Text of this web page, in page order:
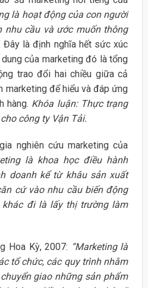
là hoạt động của con người
nhu cầu và ước muốn thông
Đây là định nghĩa hết sức xúc
của marketing đó là tổng
trao đổi hai chiều giữa cả
marketing để hiểu và đáp ứng
hàng. Khóa luận: Thực trạng
công ty Vận Tải.
nghiên cứu marketing của
là khoa học điều hành
doanh kể từ khâu sản xuất
cứ vào nhu cầu biến động
đi là lấy thị trường làm
Hoa Kỳ, 2007: “Marketing là
tổ chức, các quy trình nhằm
giao những sản phẩm